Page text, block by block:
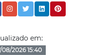
em:
08/2026 15:40